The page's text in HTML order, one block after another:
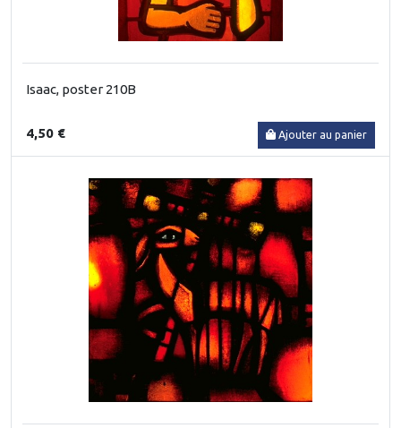
Isaac, poster 210B
4,50 € Ajouter au panier